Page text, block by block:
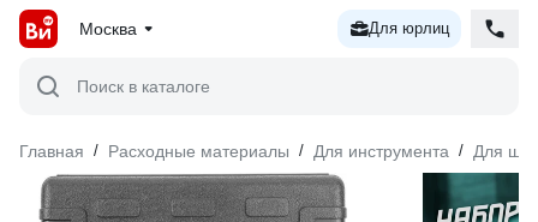
Москва Для юрлиц
Поиск в каталоге
Главная / Расходные материалы / Для инструмента / Для